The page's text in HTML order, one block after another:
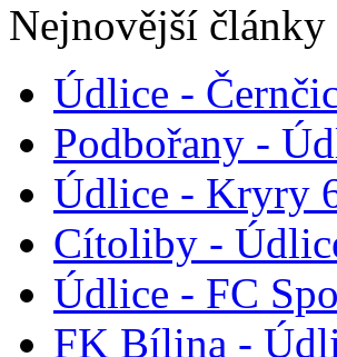
Nejnovější články
Údlice -
Podbořany -
Údlice - Kryry
Cítoliby -
Údlice - FC
FK Bílina -